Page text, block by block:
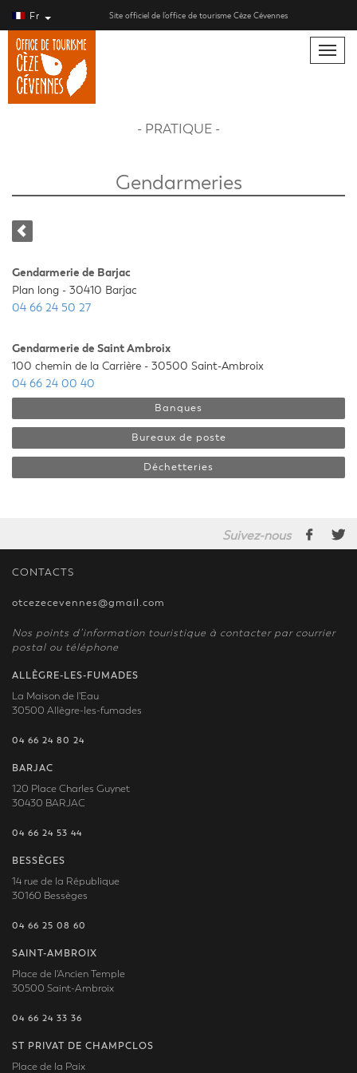
Fr Site officiel de l’office de tourisme Cèze Cévennes
Toggle
- PRATIQUE -
Gendarmeries
Gendarmerie de Barjac
Plan long - 30410 Barjac
04 66 24 50 27
Gendarmerie de Saint Ambroix
100 chemin de la Carrière - 30500 Saint-Ambroix
04 66 24 00 40
Banques
Bureaux de poste
Déchetteries
Suivez-nous
CONTACTS
otcezecevennes@gmail.com
Nos points d’information touristique à contacter par courrier
postal ou téléphone
ALLÈGRE-LES-FUMADES
La Maison de l'Eau
30500 Allègre-les-fumades
04 66 24 80 24
BARJAC
120 Place Charles Guynet
30430 BARJAC
04 66 24 53 44
BESSÈGES
14 rue de la République
30160 Bessèges
04 66 25 08 60
SAINT-AMBROIX
Place de l'Ancien Temple
30500 Saint-Ambroix
04 66 24 33 36
ST PRIVAT DE CHAMPCLOS
Place de la Paix